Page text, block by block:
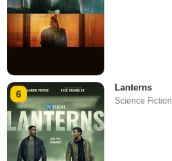
6
Lanterns
Science Fiction